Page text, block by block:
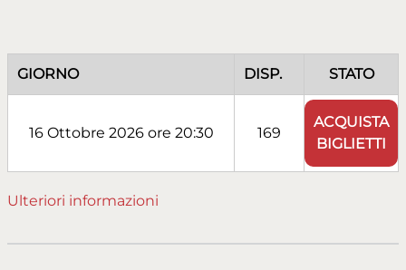
GIORNO DISP. STATO
16 Ottobre 2026 ore 20:30 169
ACQUISTA
BIGLIETTI
Ulteriori informazioni